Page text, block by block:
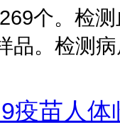
个。检
品。检测
疫苗人体